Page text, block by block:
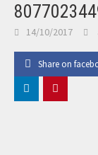
14/10/2017
Share on